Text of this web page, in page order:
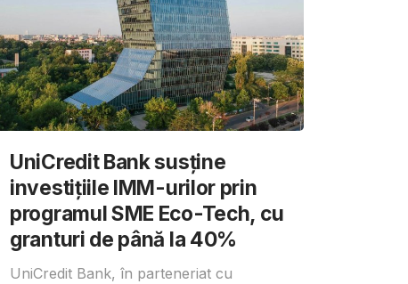
UniCredit Bank susține
investițiile IMM-urilor prin
programul SME Eco-Tech, cu
granturi de până la 40%
UniCredit Bank, în parteneriat cu